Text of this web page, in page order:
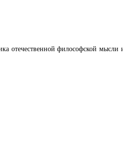
отечественной философской